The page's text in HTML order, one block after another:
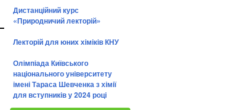
Дистанційний курс
«Природничий лекторій»
Лекторій для юних хіміків КНУ
Олімпіада Київського
національного університету
імені Тараса Шевченка з хімії
для вступників у 2024 році